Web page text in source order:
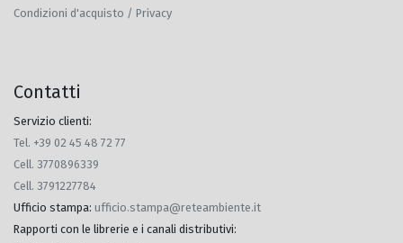
Condizioni d'acquisto / Privacy
Contatti
Servizio clienti:
Tel. +39 02 45 48 72 77
Cell. 3770896339
Cell. 3791227784
Ufficio stampa: ufficio.stampa@reteambiente.it
Rapporti con le librerie e i canali distributivi: